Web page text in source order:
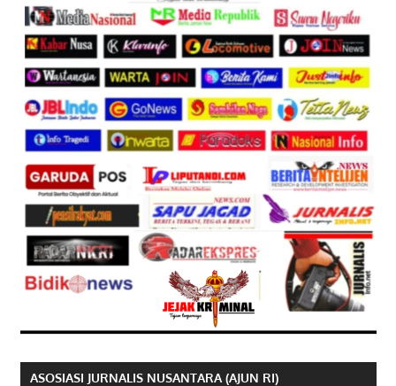
ASOSIASI JURNALIS NUSANTARA (AJUN RI)